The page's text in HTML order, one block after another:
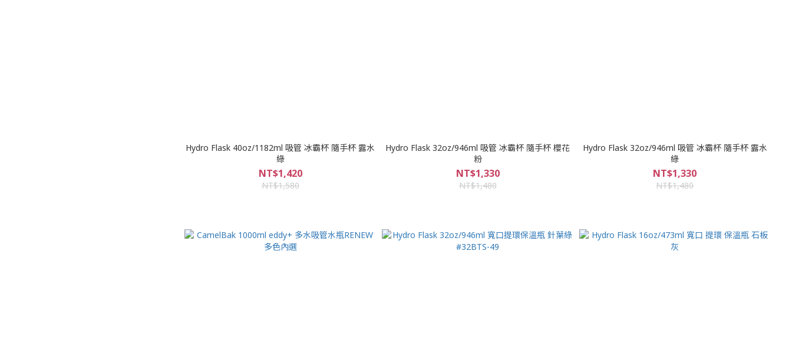
Hydro Flask 40oz/1182ml 吸管 冰霸杯 隨手杯 露水
綠
NT$1,420
NT$1,580
Hydro Flask 32oz/946ml 吸管 冰霸杯 隨手杯 櫻花
粉
NT$1,330
NT$1,480
Hydro Flask 32oz/946ml 吸管 冰霸杯 隨手杯 露水
綠
NT$1,330
NT$1,480